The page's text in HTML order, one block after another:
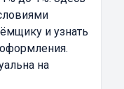
и узнать
на